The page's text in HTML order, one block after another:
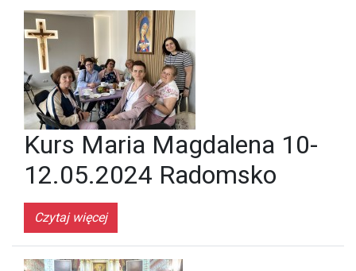
Kurs Maria Magdalena 10-
12.05.2024 Radomsko
Czytaj więcej